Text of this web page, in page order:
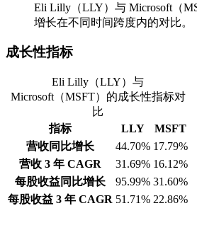
Eli Lilly（LLY）与 Microsoft（
增长在不同时间跨度内的对比。
成长性指标
Eli Lilly（LLY）与
Microsoft（MSFT）的成长性指标对
比
指标
LLY
MSFT
营收同比增长
44.70% 17.79%
营收 3 年 CAGR
31.69% 16.12%
每股收益同比增长
95.99% 31.60%
每股收益 3 年 CAGR 51.71% 22.86%